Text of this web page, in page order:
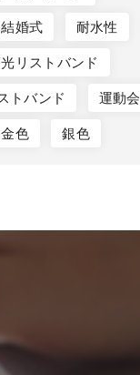
結婚式 耐水性
リストバンド
トバンド 運動会
金色 銀色